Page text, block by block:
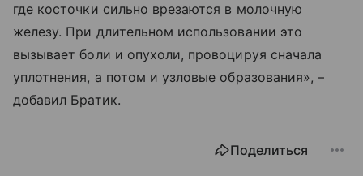
где косточки сильно врезаются в молочную
железу. При длительном использовании это
вызывает боли и опухоли, провоцируя сначала
уплотнения, а потом и узловые образования», –
добавил Братик.
Поделиться